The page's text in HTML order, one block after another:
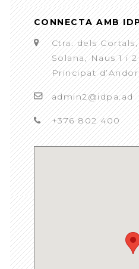
CONNECTA AMB
Ctra. dels
Solana, Naus 1 i
Principat
admin2@idpa.ad
+376 802 400